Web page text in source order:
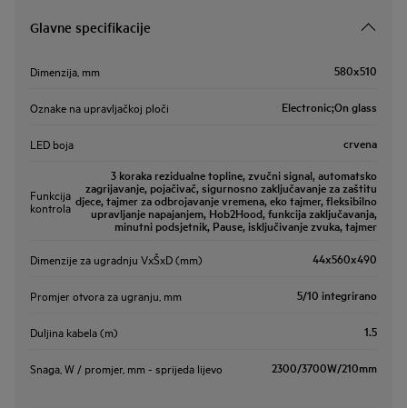
Glavne specifikacije
Dimenzija, mm 580x510
Oznake na upravljačkoj ploči Electronic;On glass
LED boja crvena
Funkcija
kontrola
3 koraka rezidualne topline, zvučni signal, automatsko
zagrijavanje, pojačivač, sigurnosno zaključavanje za zaštitu
djece, tajmer za odbrojavanje vremena, eko tajmer, fleksibilno
upravljanje napajanjem, Hob2Hood, funkcija zaključavanja,
minutni podsjetnik, Pause, isključivanje zvuka, tajmer
Dimenzije za ugradnju VxŠxD (mm) 44x560x490
Promjer otvora za ugranju, mm 5/10 integrirano
Duljina kabela (m) 1.5
Snaga, W / promjer, mm - sprijeda lijevo 2300/3700W/210mm